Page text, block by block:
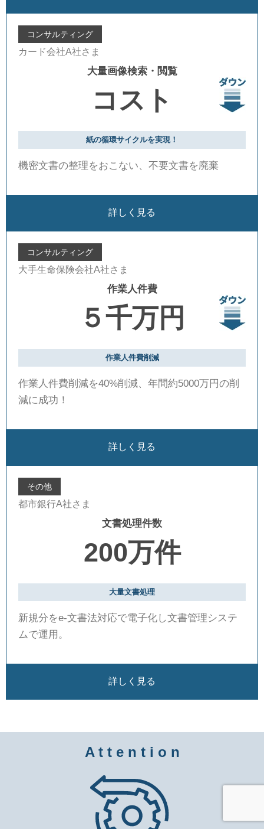
コンサルティング
カード会社A社さま
大量画像検索・閲覧
コスト
紙の循環サイクルを実現！
機密文書の整理をおこない、不要文書を廃棄
詳しく見る
コンサルティング
大手生命保険会社A社さま
作業人件費
５千万円
作業人件費削減
作業人件費削減を40%削減、年間約5000万円の削
減に成功！
詳しく見る
その他
都市銀行A社さま
文書処理件数
200万件
大量文書処理
新規分をe-文書法対応で電子化し文書管理システ
ムで運用。
詳しく見る
A t t e n t i o n